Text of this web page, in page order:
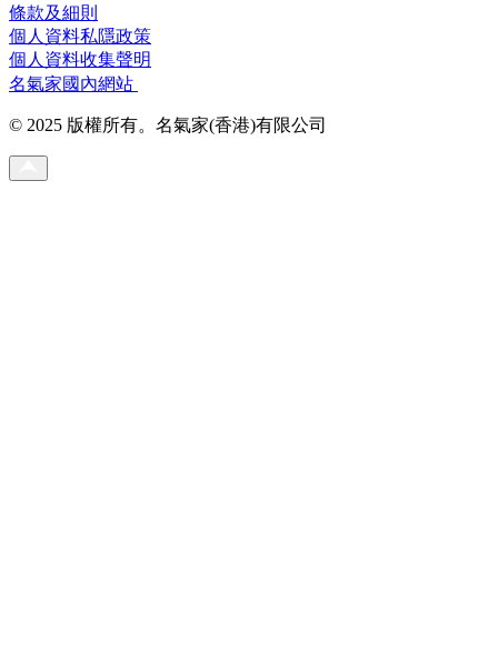
條款及細則
個人資料私隱政策
個人資料收集聲明
名氣家國內網站
© 2025 版權所有。名氣家(香港)有限公司